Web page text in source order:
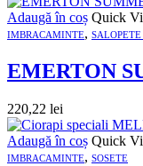
Adaugă în coș Quick
IMBRACAMINTE,
EMERTON
220,22 lei
Adaugă în coș Quick
IMBRACAMINTE, SOSETE